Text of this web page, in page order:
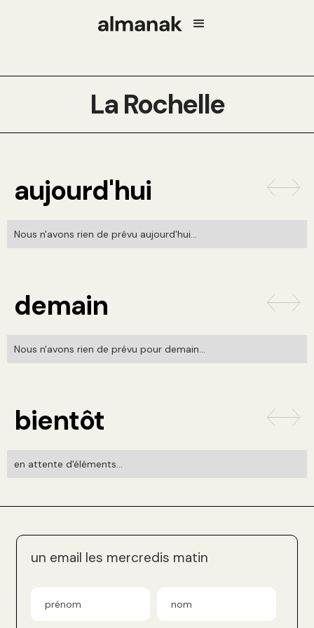
La Rochelle
aujourd'hui
Nous n'avons rien de prévu aujourd'hui...
demain
Nous n'avons rien de prévu pour demain...
bientôt
en attente d'éléments...
un email les mercredis matin